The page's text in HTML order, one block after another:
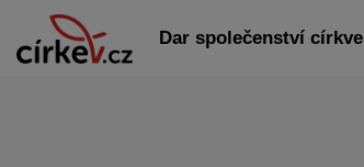
Dar společenství církve